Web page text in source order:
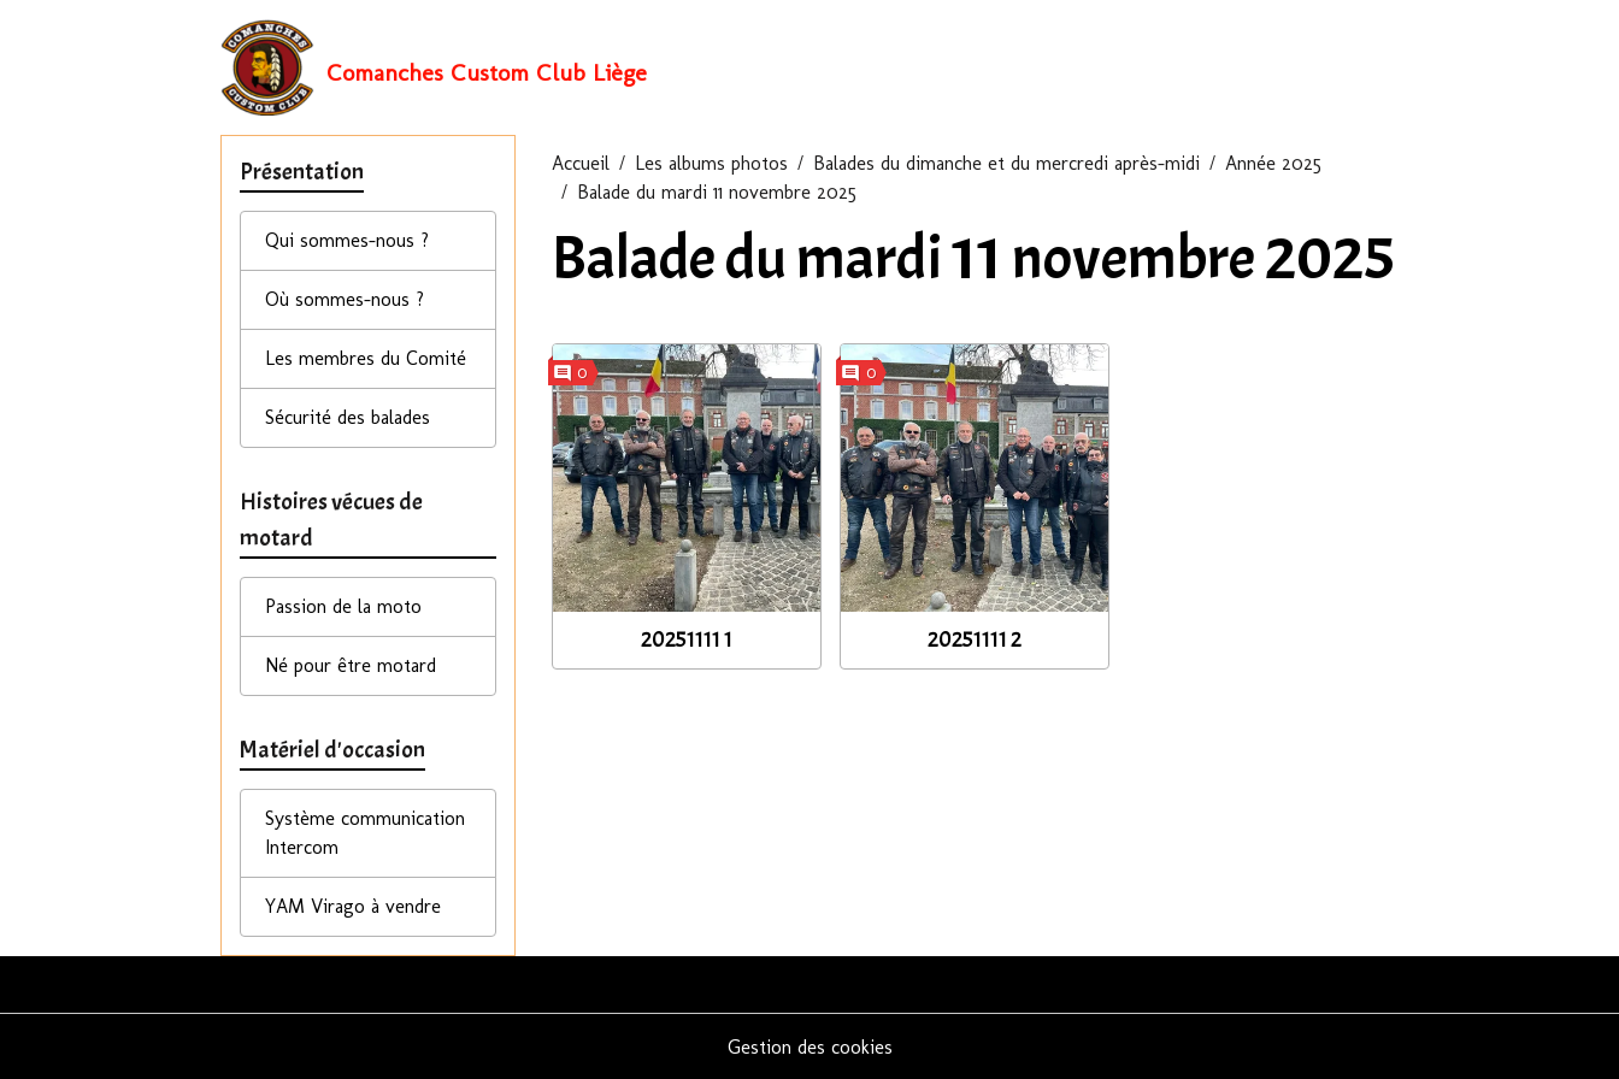
Comanches Custom Club Liège
Accueil Les albums photos Balades du dimanche et du mercredi après-midi
Année 2025
Balade du mardi 11 novembre 2025
Balade du mardi 11 novembre 2025
0
20251111 1
0
20251111 2
Présentation
Qui sommes-nous ?
Où sommes-nous ?
Les membres du Comité
Sécurité des balades
Histoires vécues de
motard
Passion de la moto
Né pour être motard
Matériel d'occasion
Système communication
Intercom
YAM Virago à vendre
Gestion des cookies